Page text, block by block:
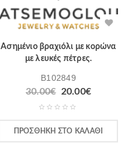
Ασημένιο βραχιόλι με κορώνα
με λευκές πέτρες.
B102849
30.00€ 20.00€
ΠΡΟΣΘΉΚΗ ΣΤΟ ΚΑΛΆΘΙ